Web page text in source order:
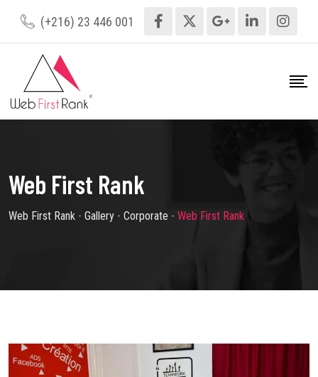
(+216) 23 446 001
Web First Rank
Web First Rank - Gallery - Corporate - Web First Rank